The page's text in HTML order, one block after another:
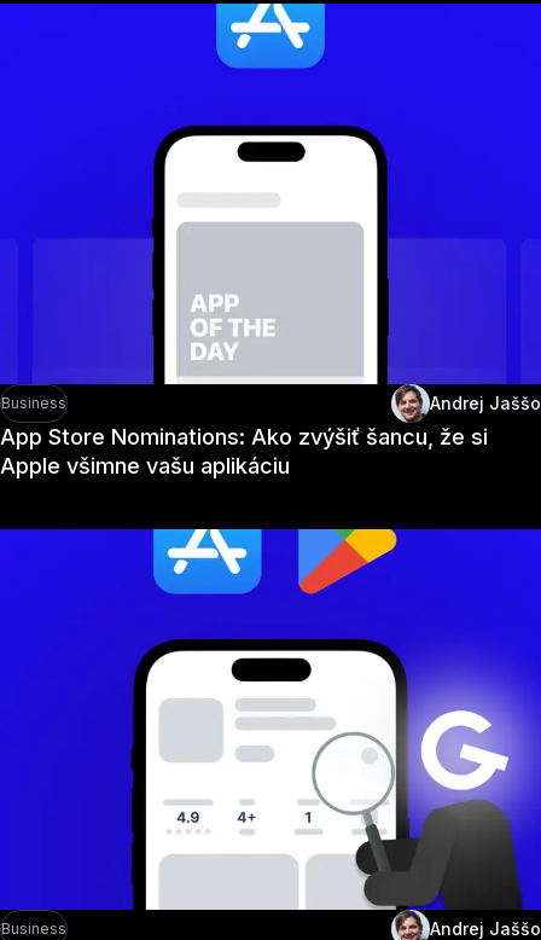
Odporúčané články
Business Andrej Jaššo
App Store Nominations: Ako zvýšiť šancu, že si
Apple všimne vašu aplikáciu
Business Andrej Jaššo